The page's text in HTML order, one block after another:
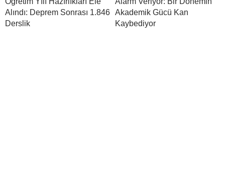
Alındı: Deprem Sonrası 1.846
Derslik
Akademik Gücü Kan
Kaybediyor